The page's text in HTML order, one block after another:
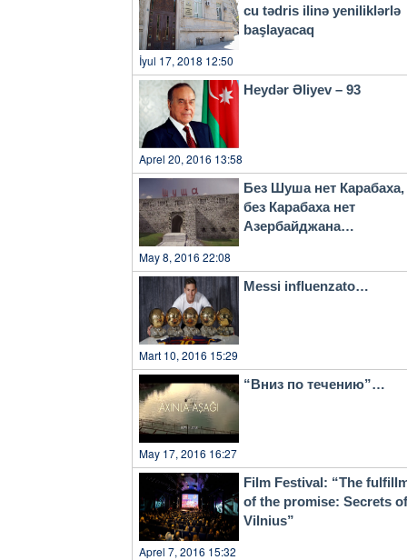
cu tədris ilinə yeniliklərlə
başlayacaq
İyul 17, 2018 12:50
Heydər Əliyev – 93
Aprel 20, 2016 13:58
Без Шуша нет Карабаха,
без Карабаха нет
Азербайджана…
May 8, 2016 22:08
Messi influenzato…
Mart 10, 2016 15:29
“Вниз по течению”…
May 17, 2016 16:27
Film Festival: “The
of the promise: Secrets of
Vilnius”
Aprel 7, 2016 15:32